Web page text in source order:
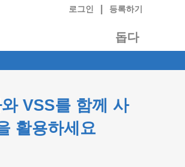
로그인 등록하기
돕다
VSS를 함께 사
활용하세요